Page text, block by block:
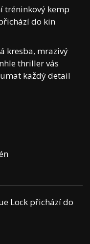
tréninkový kemp
do kin
kresba, mrazivý
thriller vás
každý detail
Lock přichází do